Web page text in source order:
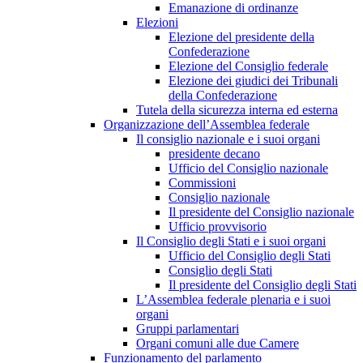
Emanazione di ordinanze
Elezioni
Elezione del presidente della
Confederazione
Elezione del Consiglio federale
Elezione dei giudici dei Tribunali
della Confederazione
Tutela della sicurezza interna ed esterna
Organizzazione dell’Assemblea federale
Il consiglio nazionale e i suoi organi
presidente decano
Ufficio del Consiglio nazionale
Commissioni
Consiglio nazionale
Il presidente del Consiglio nazionale
Ufficio provvisorio
Il Consiglio degli Stati e i suoi organi
Ufficio del Consiglio degli Stati
Consiglio degli Stati
Il presidente del Consiglio degli Stati
L’Assemblea federale plenaria e i suoi
organi
Gruppi parlamentari
Organi comuni alle due Camere
Funzionamento del parlamento